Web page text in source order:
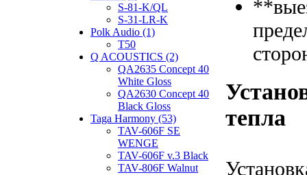
S-81-K/QL
S-31-LR-K
Polk Audio (1)
T50
Q ACOUSTICS (2)
QA2635 Concept 40
White Gloss
QA2630 Concept 40
Black Gloss
Taga Harmony (53)
TAV-606F SE
WENGE
TAV-606F v.3 Black
TAV-806F Walnut
тепла